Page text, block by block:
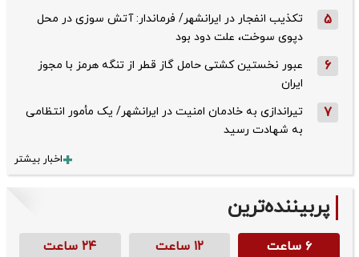
5
تکذیب ‌انفجار در ایرانشهر/ فرماندار: آتش سوزی در محل
دپوی سوخت، علت دود بود
6
عبور نخستین کشتی حامل گاز قطر از تنگه هرمز با مجوز
ایران
7
تیراندازی به خادمان امنیت در ایرانشهر/ یک مأمور انتظامی
به شهادت رسید
اخبار بیشتر
پربیننده‌ترین
۶ ساعت ۱۲ ساعت ۲۴ ساعت